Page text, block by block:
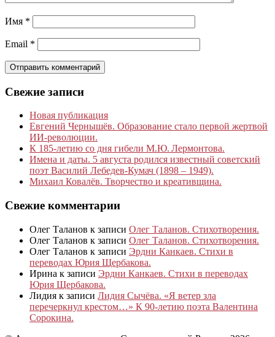
Имя *
Email *
Свежие записи
Новая публикация
Евгений Чернышёв. Образование стало первой жертвой
ИИ-революции.
К 185‑летию со дня гибели М.Ю. Лермонтова.
Имена и даты. 5 августа родился известный советский
поэт Василий Лебедев-Кумач (1898 – 1949).
Михаил Ковалёв. Творчество и креативщина.
Свежие комментарии
Олег Таланов к записи Олег Таланов. Стихотворения.
Олег Таланов к записи Олег Таланов. Стихотворения.
Олег Таланов к записи Эрдни Канкаев. Стихи в
переводах Юрия Щербакова.
Ирина к записи Эрдни Канкаев. Стихи в переводах
Юрия Щербакова.
Лидия к записи Лидия Сычёва. «Я ветер зла
перечеркнул крестом…» К 90-летию поэта Валентина
Сорокина.